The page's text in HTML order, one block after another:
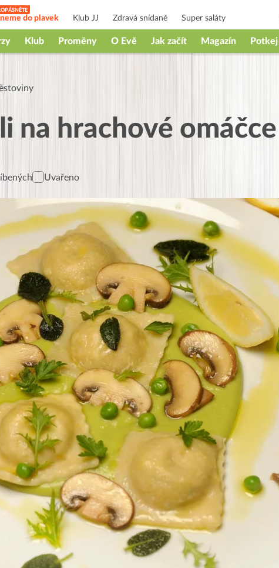
do plavek Klub JJ Zdravá snídaně Super saláty
Klub Proměny O Evě Jak začít Magazín Potkej
na hrachové omáčce
Uvařeno